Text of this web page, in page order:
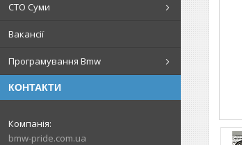
СТО Суми
Вакансії
Програмування Bmw
КОНТАКТИ
bmw-pride.com.ua